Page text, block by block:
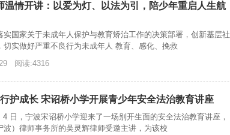
温情开讲：以爱为灯、以法为引，陪少年重启人生航
实国家关于未成年人保护与教育矫治工作的决策部署，创新基层社
切实做好严重不良行为未成年人 教育、感化、挽救
阅读:4316
护成长 宋诏桥小学开展青少年安全法治教育讲座
日，宁波宋诏桥小学迎来了一场别开生面的安全法治教育讲座，
波）律师事务所的吴灵辉律师受邀主讲，为该校